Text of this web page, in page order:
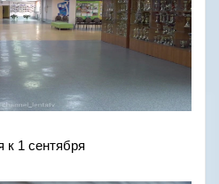
к 1 сентября